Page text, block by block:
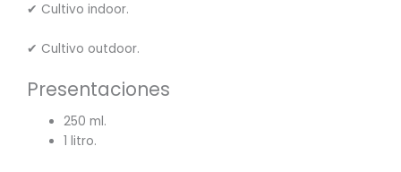
✔ Cultivo indoor.
✔ Cultivo outdoor.
Presentaciones
250 ml.
1 litro.